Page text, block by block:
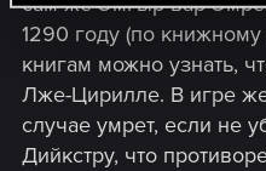
1290 году (по
книгам можно узнать,
Лже-Цирилле. В игре
случае умрет, если не
Дийкстру, что